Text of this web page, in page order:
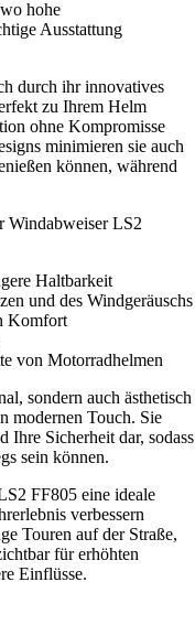
hohe
Ausstattung
durch ihr innovatives
zu Ihrem Helm
ohne Kompromisse
minimieren sie auch
können, während
Windabweiser LS2
Haltbarkeit
und des Windgeräuschs
Komfort
von Motorradhelmen
sondern auch ästhetisch
modernen Touch. Sie
Sicherheit dar, sodass
sein können.
FF805 eine ideale
verbessern
Touren auf der Straße,
für erhöhten
Einflüsse.